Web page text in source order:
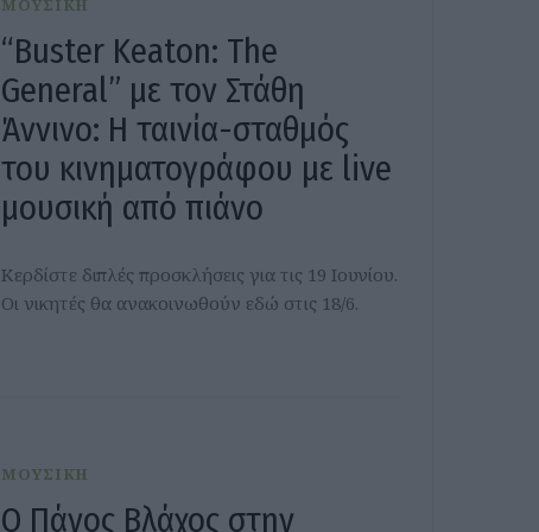
ΜΟΥΣΙΚΗ
“Buster Keaton: The
General” με τον Στάθη
Άννινο: Η ταινία-σταθμός
του κινηματογράφου µε live
μουσική από πιάνο
Κερδίστε διπλές προσκλήσεις για τις 19 Ιουνίου.
Οι νικητές θα ανακοινωθούν εδώ στις 18/6.
ΜΟΥΣΙΚΗ
Ο Πάνος Βλάχος στην